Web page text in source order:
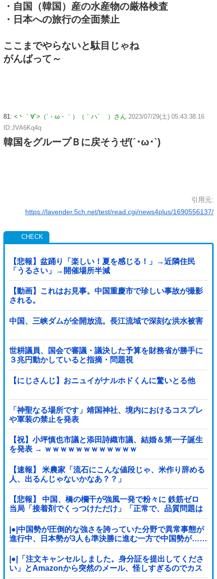
・自国（韓国）産の水産物の厳格検査
・日本への旅行の全面禁止
ここまでやらないと駄目じゃね
がんばって～
81: <丶｀∀´>（´・ω・｀）（｀ハ´ ）さん 2023/07/29(土) 05:43:38.16
ID:JVA6Kq4q
韓国をグループＢに戻そうぜ(´･ω･`)
引用元:
https://lavender.5ch.net/test/read.cgi/news4plus/1690556137/
【悲報】盆踊り「楽しい！夏を感じる！」→近隣住民
「うるさい」→開催場所半減
【動画】これはお見事。中国重慶市で珍しい事故が撮影
される。
中国、三峡ダムが全開放流。長江流域で深刻な洪水被害
世耕議員、国会で審議・議決した予算を財務省が勝手に
３兆円動かしていると指摘・問題視
【にじさんじ】おニュイがナルホドくんに驚いとる他
「神聖なる場所です」靖国神社、境内におけるコスプレ
や軍装の禁止を発表
【祝】小坪慎也市議と添田詩織市議、結婚＆第一子誕生
を発表 → ｗｗｗｗｗｗｗｗｗｗｗｗ
【速報】 米農家「流石にこんな値段じゃ、米作り辞める
人、出るんじゃないかなあ？？」
【悲報】 中国、橋の欄干が強風一発で粉々に 鉄筋ゼロ
当局「接着剤でくっつけただけ」「正常で、品質問題は
ない」
|●|中国勢が圧倒的な強さを誇っていた分野で異常事態が
進行中、日本勢が3人も準決勝に進む一方で中国勢が……
|●|「注文キャンセルしました。身分証を提出してくださ
い」とAmazonから突然のメール、怪しすぎるのでカス
タマーに確認したら……